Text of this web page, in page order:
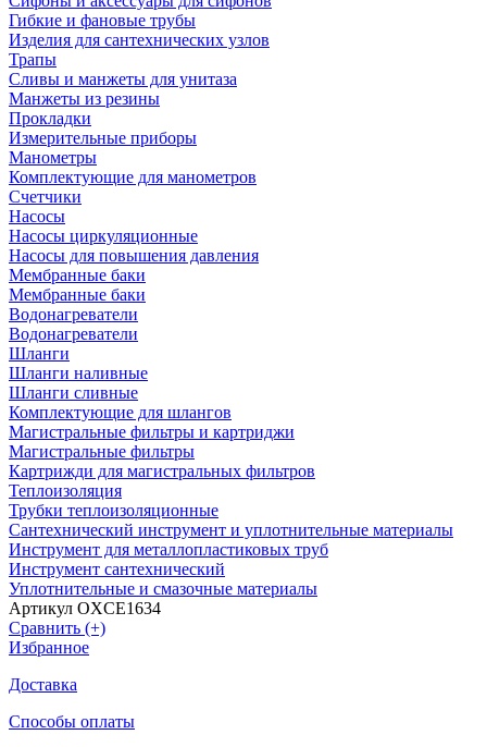
Гибкие и фановые трубы
Изделия для сантехнических узлов
Трапы
Сливы и манжеты для унитаза
Манжеты из резины
Прокладки
Измерительные приборы
Манометры
Комплектующие для манометров
Счетчики
Насосы
Насосы циркуляционные
Насосы для повышения давления
Мембранные баки
Мембранные баки
Водонагреватели
Водонагреватели
Шланги
Шланги наливные
Шланги сливные
Комплектующие для шлангов
Магистральные фильтры и картриджи
Магистральные фильтры
Картрижди для магистральных фильтров
Теплоизоляция
Трубки теплоизоляционные
Сантехнический инструмент и уплотнительные материалы
Инструмент для металлопластиковых труб
Инструмент сантехнический
Уплотнительные и смазочные материалы
Артикул OXCE1634
Сравнить (+)
Избранное
Доставка
Способы оплаты